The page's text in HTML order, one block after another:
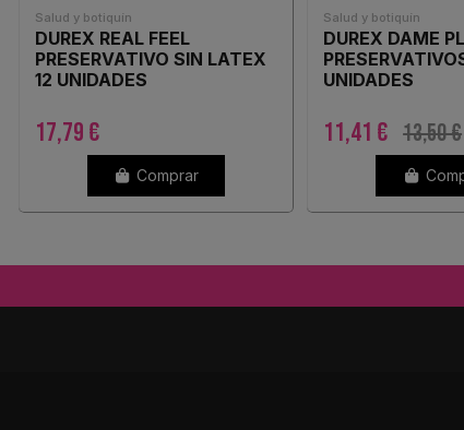
Salud y botiquín
DUREX REAL FEEL
PRESERVATIVO SIN LATEX
12 UNIDADES
17,79 €
Comprar
Salud y botiquín
DUREX DAME
UNIDADES
11,41 € 13,50 €